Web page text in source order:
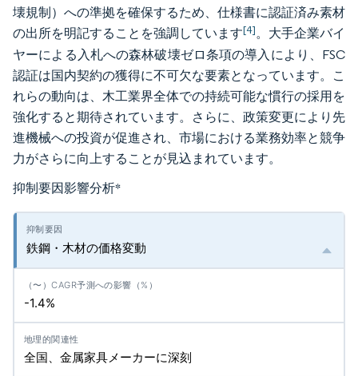
壊規制）への準拠を確保するため、仕様書に認証済み素材
の出所を明記することを強調しています[4]。大手企業バイ
ヤーによる入札への森林破壊ゼロ条項の導入により、FSC
認証は国内契約の獲得に不可欠な要素となっています。こ
れらの動向は、木工業界全体での持続可能な慣行の採用を
強化すると期待されています。さらに、政策変更により先
進機械への投資が促進され、市場における業務効率と競争
力がさらに向上することが見込まれています。
抑制要因影響分析*
鉄鋼・木材の価格変動
-1.4%
全国、金属家具メーカーに深刻